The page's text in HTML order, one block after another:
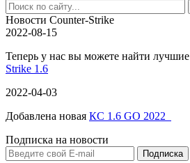
Новости Counter-Strike
2022-08-15
Теперь у нас вы можете найти лучшие
Strike 1.6
2022-04-03
Добавлена новая КС 1.6 GO 2022
Подписка на новости